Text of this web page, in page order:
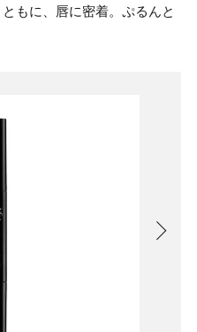
もに、唇に密着。ぷるんと